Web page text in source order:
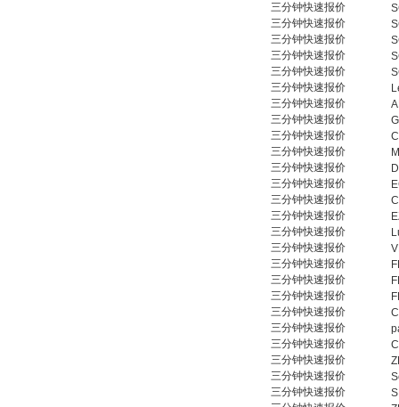
三分钟快速报价
三分钟快速报价
三分钟快速报价
三分钟快速报价
三分钟快速报价
三分钟快速报价
三分钟快速报价
三分钟快速报价
三分钟快速报价
三分钟快速报价
三分钟快速报价
三分钟快速报价
三分钟快速报价
三分钟快速报价
三分钟快速报价
三分钟快速报价
三分钟快速报价
三分钟快速报价
三分钟快速报价
三分钟快速报价
三分钟快速报价
三分钟快速报价
三分钟快速报价
三分钟快速报价
三分钟快速报价